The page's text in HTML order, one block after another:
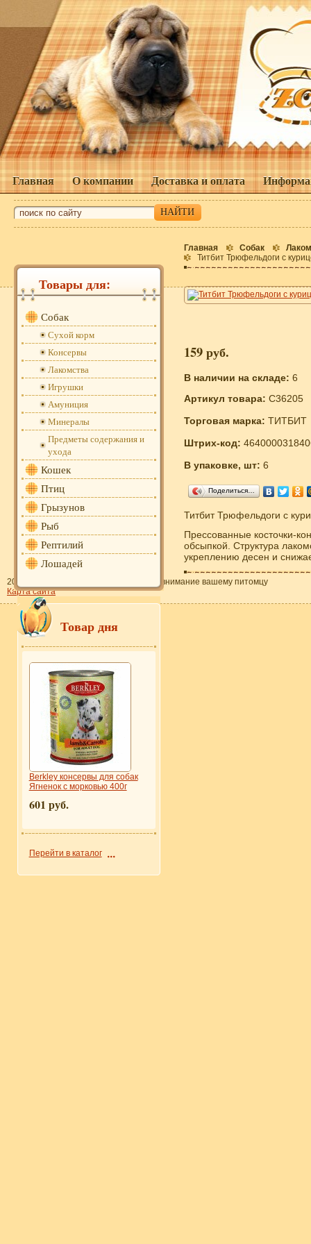
Главная О компании Доставка и оплата
Главная Собак
Титбит Трюфельдоги с
159 руб.
В наличии на складе: 6
Артикул товара: C36205
Торговая марка: ТИТБИТ
Штрих-код:
В упаковке, шт: 6
Поделиться…
Титбит Трюфельдоги с
Прессованные косточки-
обсыпкой. Структура
укреплению десен и
Товары для:
Собак
Сухой корм
Консервы
Лакомства
Игрушки
Амуниция
Минералы
Предметы содержания и
ухода
Кошек
Птиц
Грызунов
Рыб
Рептилий
Лошадей
Товар дня
Berkley консервы для собак
Ягненок с морковью 400г
601 руб.
Перейти в каталог
2011—2013 «Зооресторан» - забота и внимание вашему питомцу
Карта сайта